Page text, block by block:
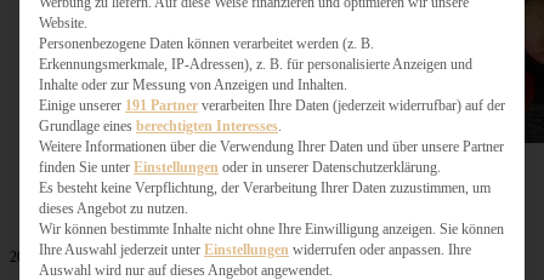
20. November 2024
Website.
Personenbezogene Daten können verarbeitet werden (z. B.
Erkennungsmerkmale, IP-Adressen), z. B. für personalisierte Anzeigen und
Inhalte oder zur Messung von Anzeigen und Inhalten.
Einige unserer 191 Partner verarbeiten Ihre Daten (jederzeit widerrufbar) auf der
Grundlage eines berechtigten Interesses
Weitere Informationen über die Verwendung Ihrer Daten und über unsere Partner
finden Sie unter Einstellungen oder in unserer Datenschutzerklärung.
Es besteht keine Verpflichtung, der Verarbeitung Ihrer Daten zuzustimmen, um
dieses Angebot zu nutzen.
Wir können bestimmte Inhalte nicht ohne Ihre Einwilligung anzeigen. Sie können
Ihre Auswahl jederzeit unter Einstellungen widerrufen oder anpassen. Ihre
Auswahl wird nur auf dieses Angebot angewendet.